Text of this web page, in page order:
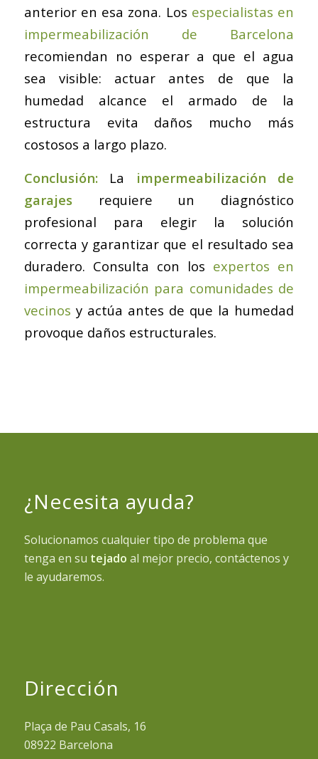
anterior en esa zona. Los especialistas en
impermeabilización de Barcelona
recomiendan no esperar a que el agua
sea visible: actuar antes de que la
humedad alcance el armado de la
estructura evita daños mucho más
costosos a largo plazo.
Conclusión:La impermeabilización de
garajesrequiere un diagnóstico
profesional para elegir la solución
correcta y garantizar que el resultado sea
duradero. Consulta con los expertos en
impermeabilización para comunidades de
vecinos y actúa antes de que la humedad
provoque daños estructurales.
¿Necesita ayuda?
Solucionamos cualquier tipo de problema que
tenga en su tejado al mejor precio, contáctenos y
le ayudaremos.
Dirección
Plaça de Pau Casals, 16
08922 Barcelona